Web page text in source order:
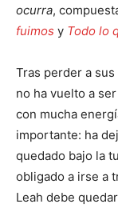
ocurra,
fuimos y Todo lo
Tras perder a
no ha vuelto a
con mucha
importante: ha
quedado bajo la
obligado a irse a
Leah debe